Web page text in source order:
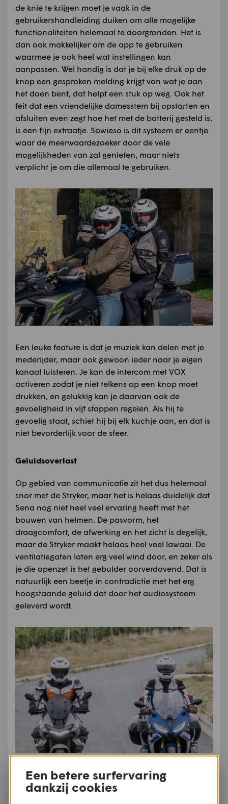
de knie te krijgen moet je vaak in de
gebruikershandleiding duiken om alle mogelijke
functionaliteiten helemaal te doorgronden. Het is
dan ook makkelijker om de app te gebruiken
waarmee je ook heel wat instellingen kan
aanpassen. Wel handig is dat je bij elke druk op de
knop een gesproken melding krijgt van wat je aan
het doen bent, dat helpt een stuk op weg. Ook het
feit dat een vriendelijke damesstem bij opstarten en
afsluiten even zegt hoe het met de batterij gesteld is,
is een fijn extraatje. Sowieso is dit systeem er eentje
waar de meerwaardezoeker door de vele
mogelijkheden van zal genieten, maar niets
verplicht je om die allemaal te gebruiken.
Een leuke feature is dat je muziek kan delen met je
mederijder, maar ook gewoon ieder naar je eigen
kanaal luisteren. Je kan de intercom met VOX
activeren zodat je niet telkens op een knop moet
drukken, en gelukkig kan je daarvan ook de
gevoeligheid in vijf stappen regelen. Als hij te
gevoelig staat, schiet hij bij elk kuchje aan, en dat is
niet bevorderlijk voor de sfeer.
Geluidsoverlast
Op gebied van communicatie zit het dus helemaal
snor met de Stryker, maar het is helaas duidelijk dat
Sena nog niet heel veel ervaring heeft met het
bouwen van helmen. De pasvorm, het
draagcomfort, de afwerking en het zicht is degelijk,
maar de Stryker maakt helaas heel veel lawaai. De
ventilatiegaten laten erg veel wind door, en zeker als
je die openzet is het gebulder oorverdovend. Dat is
natuurlijk een beetje in contradictie met het erg
hoogstaande geluid dat door het audiosysteem
geleverd wordt.
Het is onmogelijk om met de Stryker te rijden zonder
oordoppen, en dat is op zich nog niet zo’n
Een betere surfervaring
dankzij cookies